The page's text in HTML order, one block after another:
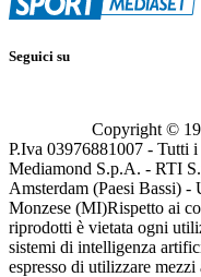
Seguici su
Copyright ©
P.Iva 03976881007 - Tutti
Mediamond S.p.A. - RTI
Amsterdam (Paesi Bassi)
Monzese (MI)Rispetto ai
riprodotti è vietata ogni
sistemi di intelligenza
espresso di utilizzare